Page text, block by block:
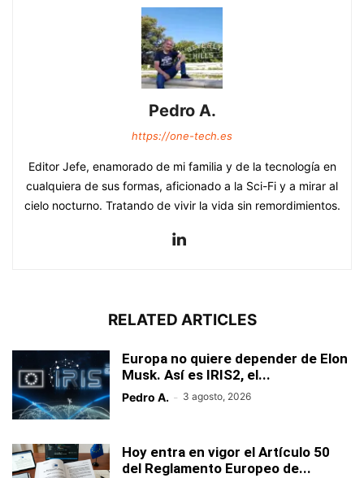
Pedro A.
https://one-tech.es
Editor Jefe, enamorado de mi familia y de la tecnología en
cualquiera de sus formas, aficionado a la Sci-Fi y a mirar al
cielo nocturno. Tratando de vivir la vida sin remordimientos.
RELATED ARTICLES
Europa no quiere depender de Elon
Musk. Así es IRIS2, el...
Pedro A. - 3 agosto, 2026
Hoy entra en vigor el Artículo 50
del Reglamento Europeo de...